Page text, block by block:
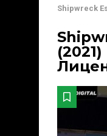
Shipwreck
(2021)